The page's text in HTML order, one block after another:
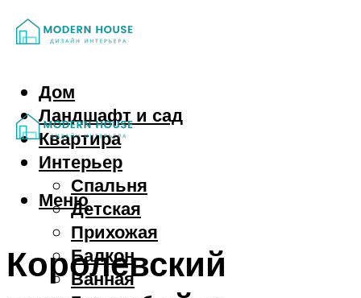
Дом
Ландшафт и сад
Квартира
Интерьер
Спальня
Детская
Прихожая
Балкон
Ванная
Меню
Королевский